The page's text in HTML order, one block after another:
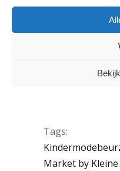
inkoopseizoen
nog anders dan
mode. Inmiddels
tegelijkertijd
Tags:
Market by